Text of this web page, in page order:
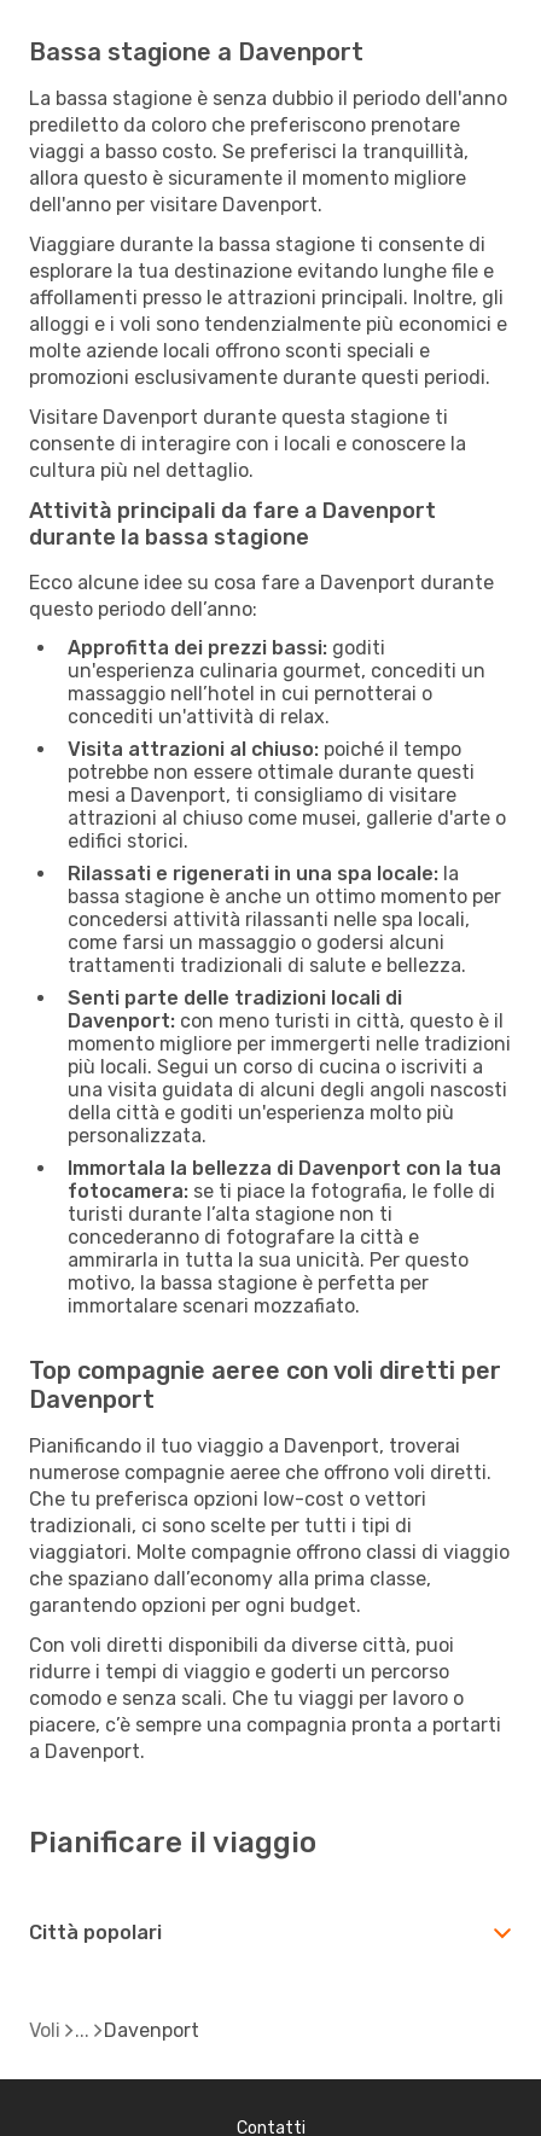
Bassa stagione a Davenport
La bassa stagione è senza dubbio il periodo dell'anno
prediletto da coloro che preferiscono prenotare
viaggi a basso costo. Se preferisci la tranquillità,
allora questo è sicuramente il momento migliore
dell'anno per visitare Davenport.
Viaggiare durante la bassa stagione ti consente di
esplorare la tua destinazione evitando lunghe file e
affollamenti presso le attrazioni principali. Inoltre, gli
alloggi e i voli sono tendenzialmente più economici e
molte aziende locali offrono sconti speciali e
promozioni esclusivamente durante questi periodi.
Visitare Davenport durante questa stagione ti
consente di interagire con i locali e conoscere la
cultura più nel dettaglio.
Attività principali da fare a Davenport
durante la bassa stagione
Ecco alcune idee su cosa fare a Davenport durante
questo periodo dell’anno:
Approfitta dei prezzi bassi: goditi
un'esperienza culinaria gourmet, concediti un
massaggio nell’hotel in cui pernotterai o
concediti un'attività di relax.
Visita attrazioni al chiuso: poiché il tempo
potrebbe non essere ottimale durante questi
mesi a Davenport, ti consigliamo di visitare
attrazioni al chiuso come musei, gallerie d'arte o
edifici storici.
Rilassati e rigenerati in una spa locale: la
bassa stagione è anche un ottimo momento per
concedersi attività rilassanti nelle spa locali,
come farsi un massaggio o godersi alcuni
trattamenti tradizionali di salute e bellezza.
Senti parte delle tradizioni locali di
Davenport: con meno turisti in città, questo è il
momento migliore per immergerti nelle tradizioni
più locali. Segui un corso di cucina o iscriviti a
una visita guidata di alcuni degli angoli nascosti
della città e goditi un'esperienza molto più
personalizzata.
Immortala la bellezza di Davenport con la tua
fotocamera: se ti piace la fotografia, le folle di
turisti durante l’alta stagione non ti
concederanno di fotografare la città e
ammirarla in tutta la sua unicità. Per questo
motivo, la bassa stagione è perfetta per
immortalare scenari mozzafiato.
Top compagnie aeree con voli diretti per
Davenport
Pianificando il tuo viaggio a Davenport, troverai
numerose compagnie aeree che offrono voli diretti.
Che tu preferisca opzioni low-cost o vettori
tradizionali, ci sono scelte per tutti i tipi di
viaggiatori. Molte compagnie offrono classi di viaggio
che spaziano dall’economy alla prima classe,
garantendo opzioni per ogni budget.
Con voli diretti disponibili da diverse città, puoi
ridurre i tempi di viaggio e goderti un percorso
comodo e senza scali. Che tu viaggi per lavoro o
piacere, c’è sempre una compagnia pronta a portarti
a Davenport.
Pianificare il viaggio
Città popolari
Voli Davenport
Contatti